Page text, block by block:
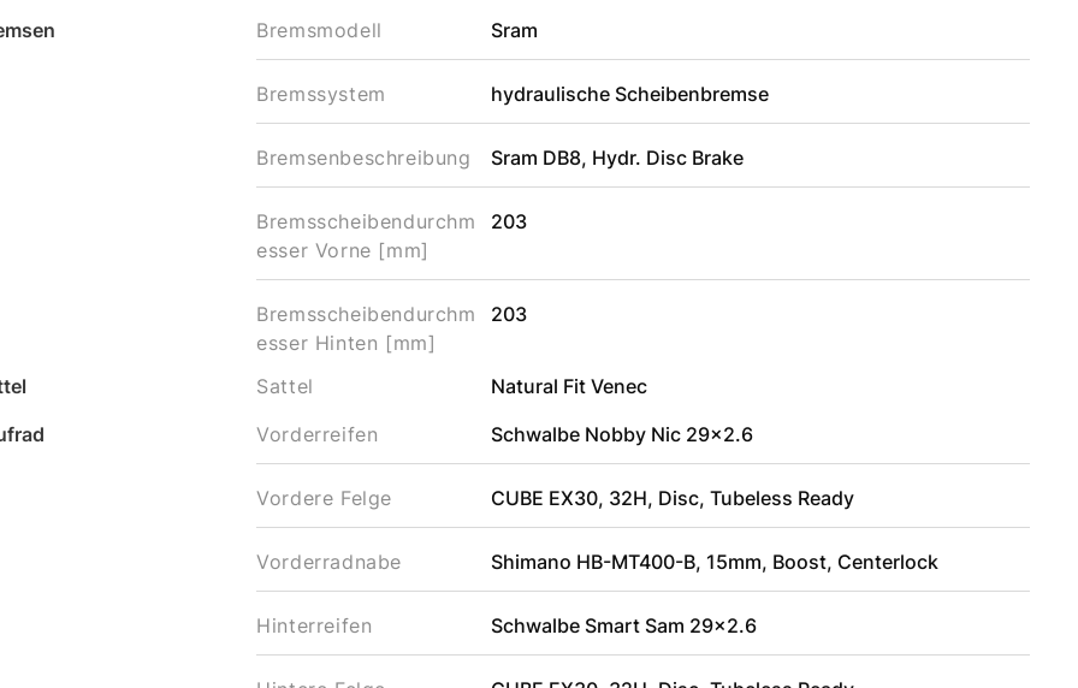
Bremsmodell Sram
Bremssystem hydraulische Scheibenbremse
Bremsenbeschreibung Sram DB8, Hydr. Disc Brake
Bremsscheibendurchm
esser Vorne [mm]
203
Bremsscheibendurchm
esser Hinten [mm]
203
Sattel
Natural Fit Venec
Vorderreifen Schwalbe Nobby Nic 29x2.6
Vordere Felge CUBE EX30, 32H, Disc, Tubeless Ready
Vorderradnabe Shimano HB-MT400-B, 15mm, Boost, Centerlock
Hinterreifen Schwalbe Smart Sam 29x2.6